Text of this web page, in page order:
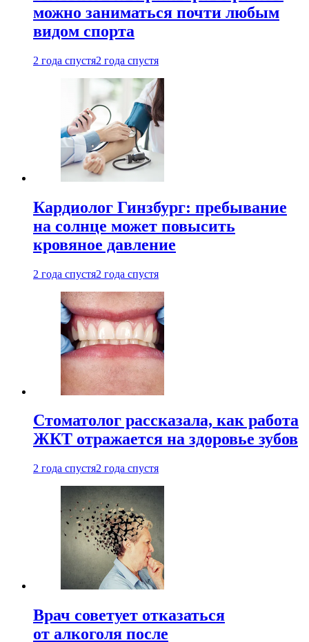
можно заниматься почти любым
видом спорта
2 года спустя2 года спустя
Кардиолог Гинзбург: пребывание
на солнце может повысить
кровяное давление
2 года спустя2 года спустя
Стоматолог рассказала, как работа
ЖКТ отражается на здоровье зубов
2 года спустя2 года спустя
Врач советует отказаться
от алкоголя после